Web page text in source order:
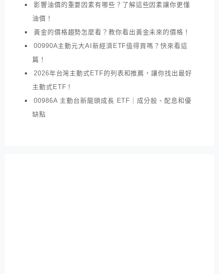
影響油價的重要因素有哪些？了解這些因素讓你更懂
油價！
黃金的價格趨勢怎麼看？教你看出黃金未來的價格！
00990A主動元大AI新經濟ETF值得買嗎？快來看這
篇！
2026年台灣主動式ETF的列表和推薦，讓你找出最好
主動式ETF！
00986A 主動台新龍頭成長 ETF｜成分股、配息和優
缺點